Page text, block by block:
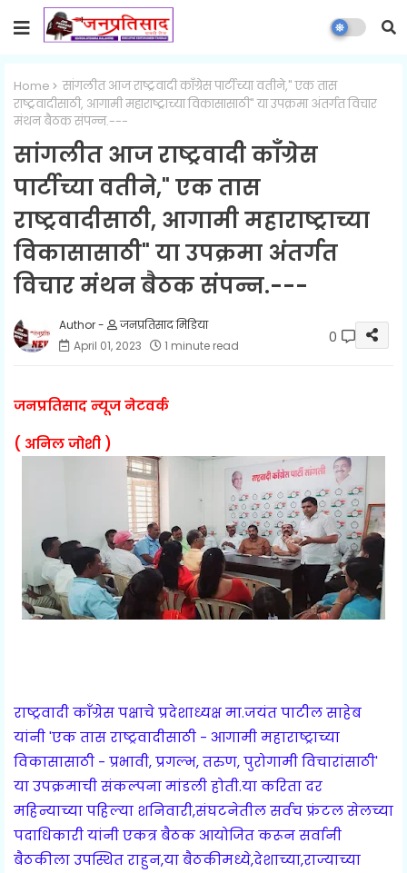
Home
सांगलीत आज राष्ट्रवादी काँग्रेस पार्टीच्या वतीने," एक तास
राष्ट्रवादीसाठी, आगामी महाराष्ट्राच्या विकासासाठी" या उपक्रमा अंतर्गत विचार
मंथन बैठक संपन्न.---
सांगलीत आज राष्ट्रवादी काँग्रेस
पार्टीच्या वतीने," एक तास
राष्ट्रवादीसाठी, आगामी महाराष्ट्राच्या
विकासासाठी" या उपक्रमा अंतर्गत
विचार मंथन बैठक संपन्न.---
जनप्रतिसाद मिडिया
April 01, 2023
1 minute read 0
जनप्रतिसाद न्यूज नेटवर्क
( अनिल जोशी )
राष्ट्रवादी काँग्रेस पक्षाचे प्रदेशाध्यक्ष मा.जयंत पाटील साहेब
यांनी 'एक तास राष्ट्रवादीसाठी - आगामी महाराष्ट्राच्या
विकासासाठी - प्रभावी, प्रगल्भ, तरुण, पुरोगामी विचारांसाठी'
या उपक्रमाची संकल्पना मांडली होती.या करिता दर
महिन्याच्या पहिल्या शनिवारी,संघटनेतील सर्वच फ्रंटल सेलच्या
पदाधिकारी यांनी एकत्र बैठक आयोजित करून सर्वानी
बैठकीला उपस्थित राहुन,या बैठकीमध्ये,देशाच्या,राज्याच्या